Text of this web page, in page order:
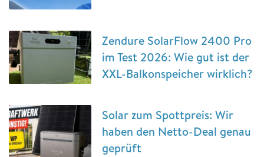
Zendure SolarFlow 2400 Pro
im Test 2026: Wie gut ist der
XXL-Balkonspeicher wirklich?
Solar zum Spottpreis: Wir
haben den Netto-Deal genau
geprüft